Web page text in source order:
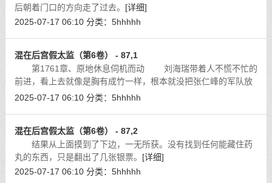
后朝着门口的方向走了过去。 [详细]
2025-07-17 06:10 分类： 5hhhhh
混在后宫假太监（第6卷） - 87,1
第1761章、原地休息伺机而动 刘海瑞带着人不慌不忙的
前进，看上去就像是胸有成竹一样，根本就没把张仁峰的军队放
在眼里。 [详细]
2025-07-17 06:10 分类： 5hhhhh
混在后宫假太监（第6卷） - 87,2
结果从上面摸到了下边，一无所获。没有找到任何能藏住药
丸的东西，只是翻出了几张银票。 [详细]
2025-07-17 06:10 分类： 5hhhhh